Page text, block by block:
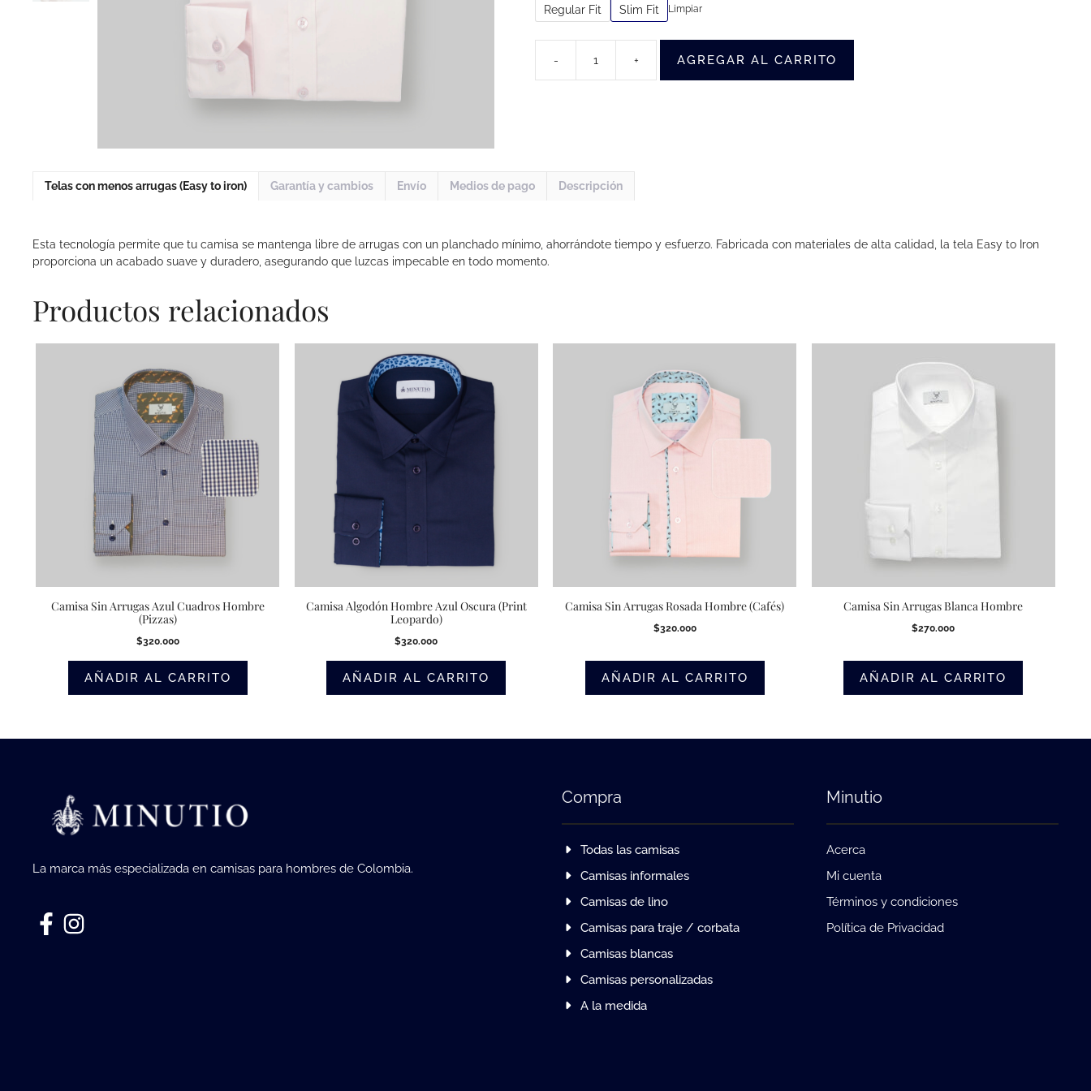
Regular Fit Slim Fit Limpiar
-
Sin
+ AGREGAR AL CARRITO
Telas con menos arrugas (Easy to iron) Garantía y cambios Envío Medios de pago Descripción
Esta tecnología permite que tu camisa se mantenga libre de arrugas con un planchado mínimo, ahorrándote tiempo y esfuerzo. Fabricada con materiales de alta calidad, la tela Easy to Iron
proporciona un acabado suave y duradero, asegurando que luzcas impecable en todo momento.
Productos relacionados
Camisa Sin Arrugas Azul Cuadros Hombre
(Pizzas)
$320.000
AÑADIR AL CARRITO
Camisa Algodón Hombre Azul Oscura (Print
Leopardo)
$320.000
AÑADIR AL CARRITO
Camisa Sin Arrugas Rosada Hombre (Cafés)
$320.000
AÑADIR AL CARRITO
Camisa Sin Arrugas Blanca Hombre
$270.000
AÑADIR AL CARRITO
La marca más especializada en camisas para hombres de Colombia.
Compra
Todas las camisas
Camisas informales
Camisas de lino
Camisas para traje / corbata
Camisas blancas
Camisas personalizadas
A la medida
Minutio
Acerca
Mi cuenta
Términos y condiciones
Política de Privacidad